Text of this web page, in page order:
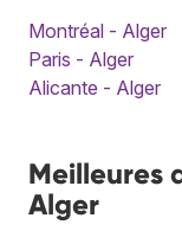
Montréal - Alger
Paris - Alger
Alicante - Alger
Meilleures
Alger